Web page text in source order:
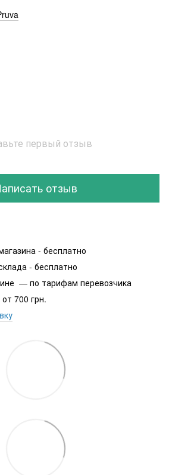
первый отзыв
отзыв
- бесплатно
- бесплатно
— по тарифам перевозчика
700 грн.